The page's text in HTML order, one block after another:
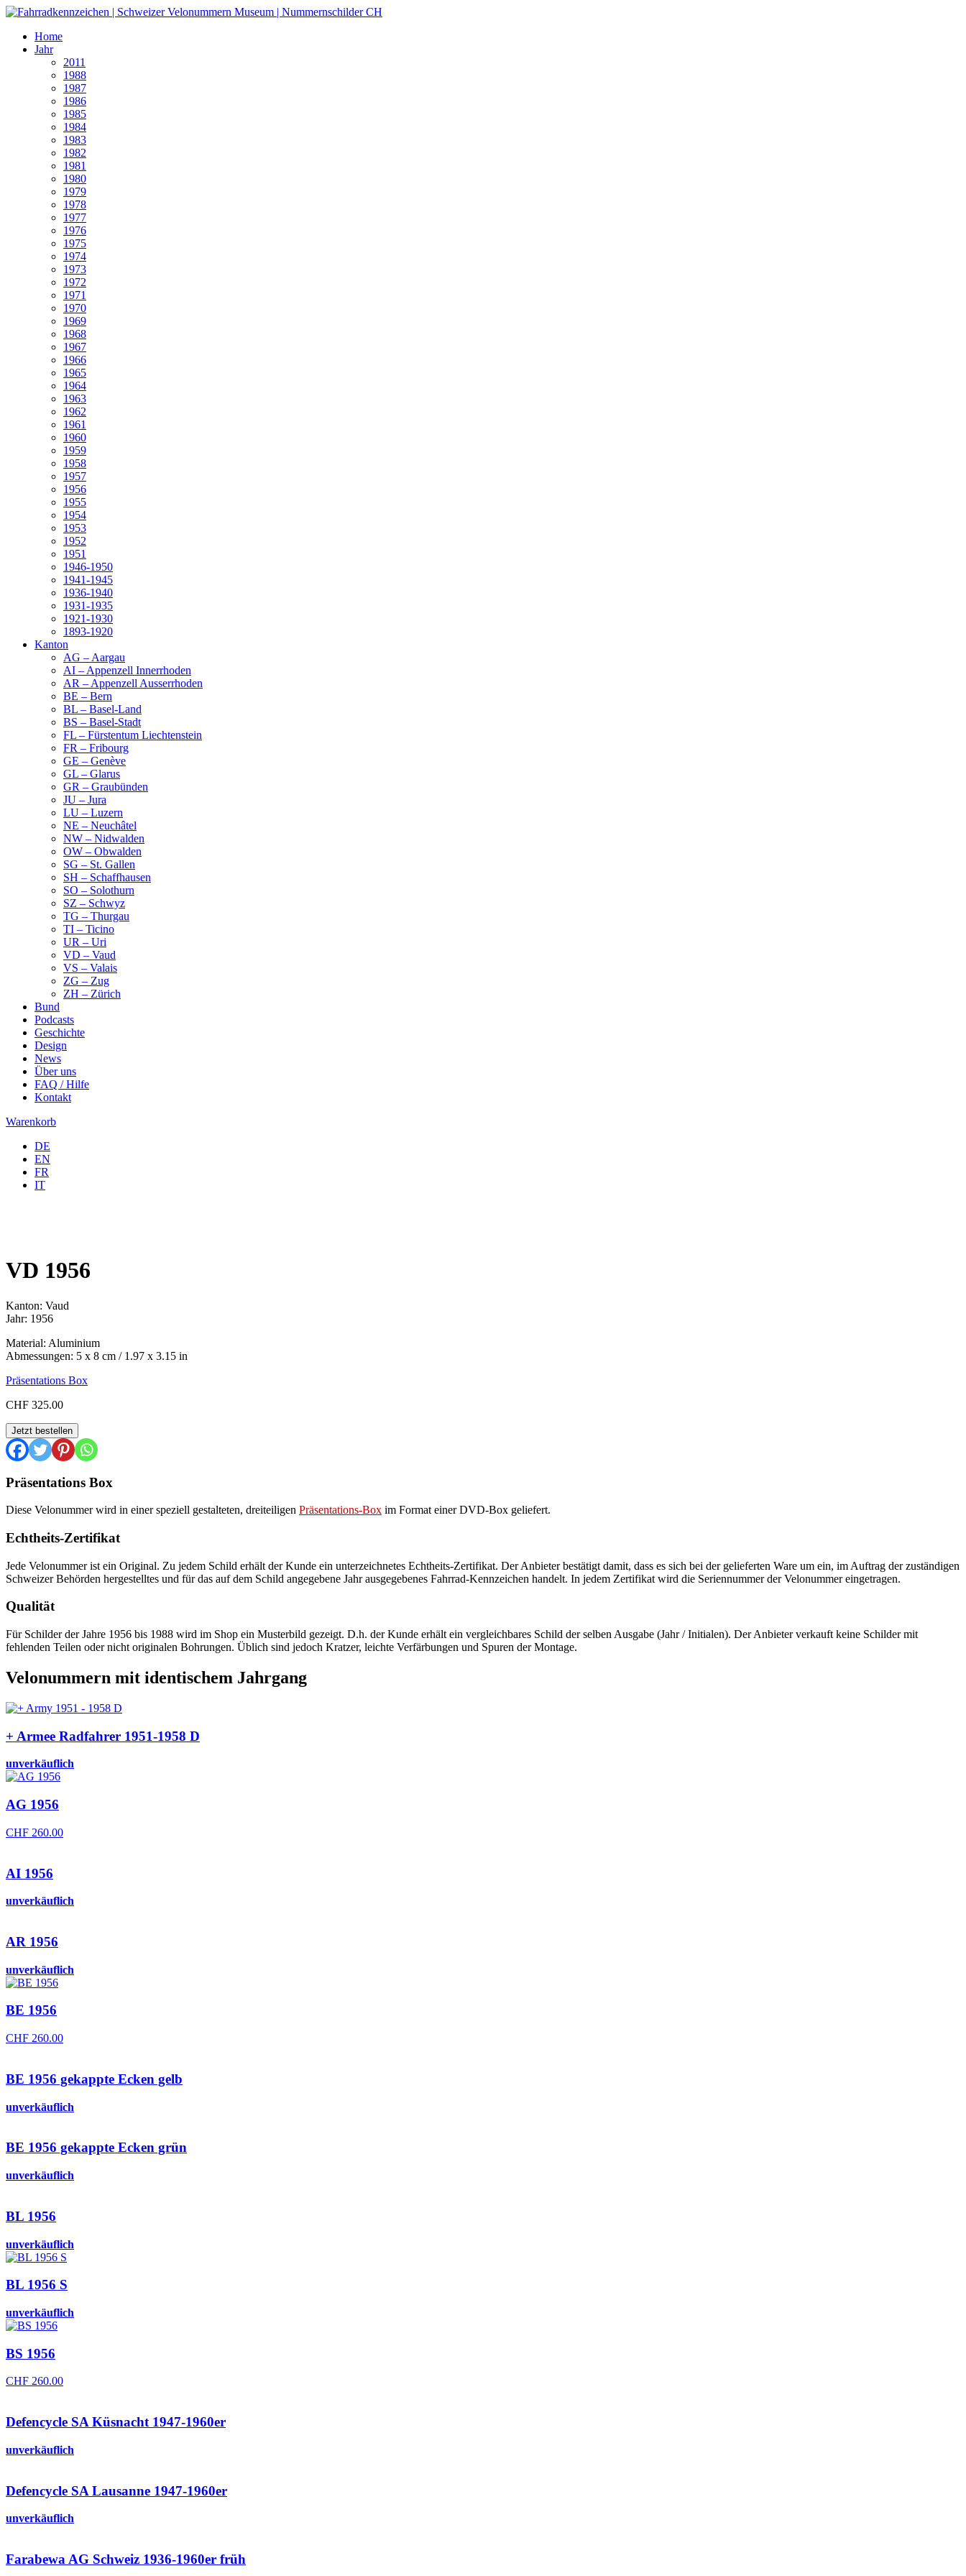
Home
Jahr
2011
1988
1987
1986
1985
1984
1983
1982
1981
1980
1979
1978
1977
1976
1975
1974
1973
1972
1971
1970
1969
1968
1967
1966
1965
1964
1963
1962
1961
1960
1959
1958
1957
1956
1955
1954
1953
1952
1951
1946-1950
1941-1945
1936-1940
1931-1935
1921-1930
1893-1920
Kanton
AG – Aargau
AI – Appenzell Innerrhoden
AR – Appenzell Ausserrhoden
BE – Bern
BL – Basel-Land
BS – Basel-Stadt
FL – Fürstentum Liechtenstein
FR – Fribourg
GE – Genève
GL – Glarus
GR – Graubünden
JU – Jura
LU – Luzern
NE – Neuchâtel
NW – Nidwalden
OW – Obwalden
SG – St. Gallen
SH – Schaffhausen
SO – Solothurn
SZ – Schwyz
TG – Thurgau
TI – Ticino
UR – Uri
VD – Vaud
VS – Valais
ZG – Zug
ZH – Zürich
Bund
Podcasts
Geschichte
Design
News
Über uns
FAQ / Hilfe
Kontakt
Warenkorb
DE
EN
FR
IT
VD 1956
Kanton: Vaud
Jahr: 1956
Material: Aluminium
Abmessungen: 5 x 8 cm / 1.97 x 3.15 in
Präsentations Box
CHF 325.00
VD
1956
Menge
Jetzt bestellen
Präsentations Box
Diese Velonummer wird in einer speziell gestalteten, dreiteiligen Präsentations-Box im Format einer DVD-Box geliefert.
Echtheits-Zertifikat
Jede Velonummer ist ein Original. Zu jedem Schild erhält der Kunde ein unterzeichnetes Echtheits-Zertifikat. Der Anbieter bestätigt damit, dass es sich bei der gelieferten Ware um ein, im Auftrag der zuständigen
Schweizer Behörden hergestelltes und für das auf dem Schild angegebene Jahr ausgegebenes Fahrrad-Kennzeichen handelt. In jedem Zertifikat wird die Seriennummer der Velonummer eingetragen.
Qualität
Für Schilder der Jahre 1956 bis 1988 wird im Shop ein Musterbild gezeigt. D.h. der Kunde erhält ein vergleichbares Schild der selben Ausgabe (Jahr / Initialen). Der Anbieter verkauft keine Schilder mit
fehlenden Teilen oder nicht originalen Bohrungen. Üblich sind jedoch Kratzer, leichte Verfärbungen und Spuren der Montage.
Velonummern mit identischem Jahrgang
+ Armee Radfahrer 1951-1958 D
unverkäuflich
AG 1956
CHF 260.00
AI 1956
unverkäuflich
AR 1956
unverkäuflich
BE 1956
CHF 260.00
BE 1956 gekappte Ecken gelb
unverkäuflich
BE 1956 gekappte Ecken grün
unverkäuflich
BL 1956
unverkäuflich
BL 1956 S
unverkäuflich
BS 1956
CHF 260.00
Defencycle SA Küsnacht 1947-1960er
unverkäuflich
Defencycle SA Lausanne 1947-1960er
unverkäuflich
Farabewa AG Schweiz 1936-1960er früh